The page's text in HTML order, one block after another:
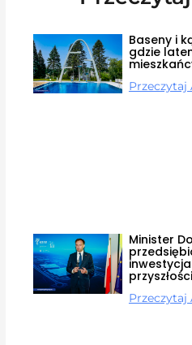
Baseny i
gdzie
Przeczytaj
Minister
Przeczytaj